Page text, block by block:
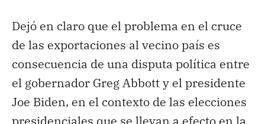
Dejó en claro que el problema en el cruce
de las exportaciones al vecino país es
consecuencia de una disputa política entre
el gobernador Greg Abbott y el presidente
Joe Biden, en el contexto de las elecciones
presidenciales que se llevan a efecto en la